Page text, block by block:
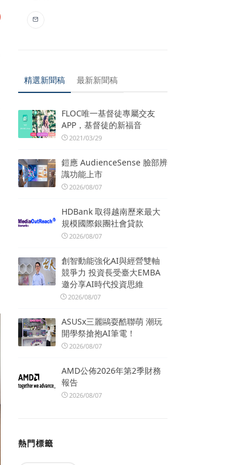
精選新聞稿 最新新聞稿
FLOC唯一基督徒專屬交友
APP，基督徒的新福音
2021/03/29
鎧應 AudienceSense 臉部辨
識功能上市
2026/08/07
HDBank 取得越南歷來最大
規模國際銀團社會貸款
2026/08/07
創智動能強化AI與經營雙軸
競爭力 投資長受臺大EMBA
邀分享AI時代投資思維
2026/08/07
ASUSx三麗鷗耍酷聯萌 潮玩
開學祭搶抱AI筆電！
2026/08/07
AMD公佈2026年第2季財務
報告
2026/08/07
熱門標籤